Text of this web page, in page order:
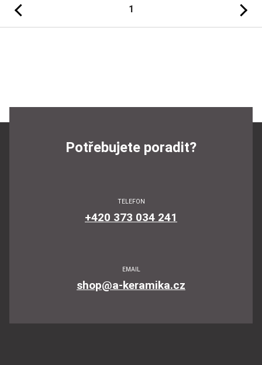
Předchozí 1
Potřebujete poradit?
TELEFON
+420 373 034 241
EMAIL
shop@a-keramika.cz